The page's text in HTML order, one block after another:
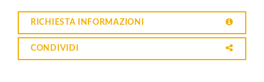
RICHIESTA INFORMAZIONI
CONDIVIDI